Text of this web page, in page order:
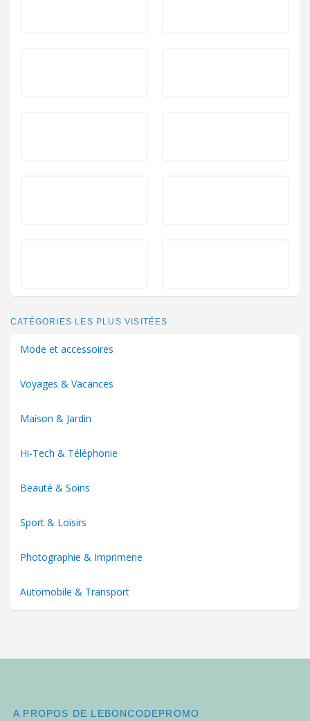
CATÉGORIES LES PLUS VISITÉES
Mode et accessoires
Voyages & Vacances
Maison & Jardin
Hi-Tech & Téléphonie
Beauté & Soins
Sport & Loisirs
Photographie & Imprimerie
Automobile & Transport
A PROPOS DE LEBONCODEPROMO